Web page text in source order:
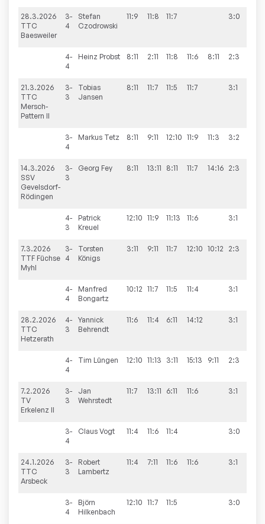
28.3.2026
TTC
Baesweiler
3-
4
Stefan
Czodrowski
11:9 11:8 11:7 3:0
4-
4
Heinz Probst 8:11 2:11 11:8 11:6 8:11 2:3
21.3.2026
TTC
Mersch-
Pattern II
3-
3
Tobias
Jansen
8:11 11:7 11:5 11:7 3:1
3-
4
Markus Tetz 8:11 9:11 12:10 11:9 11:3 3:2
14.3.2026
SSV
Gevelsdorf-
Rödingen
3-
3
Georg Fey 8:11 13:11 8:11 11:7 14:16 2:3
4-
3
Patrick
Kreuel
12:10 11:9 11:13 11:6 3:1
7.3.2026
TTF Füchse
Myhl
3-
4
Torsten
Königs
3:11 9:11 11:7 12:10 10:12 2:3
4-
4
Manfred
Bongartz
10:12 11:7 11:5 11:4 3:1
28.2.2026
TTC
Hetzerath
4-
3
Yannick
Behrendt
11:6 11:4 6:11 14:12 3:1
4-
4
Tim Lüngen 12:10 11:13 3:11 15:13 9:11 2:3
7.2.2026
TV
Erkelenz II
3-
3
Jan
Wehrstedt
11:7 13:11 6:11 11:6 3:1
3-
4
Claus Vogt 11:4 11:6 11:4 3:0
24.1.2026
TTC
Arsbeck
3-
3
Robert
Lambertz
11:4 7:11 11:6 11:6 3:1
3-
4
Björn
Hilkenbach
12:10 11:7 11:5 3:0